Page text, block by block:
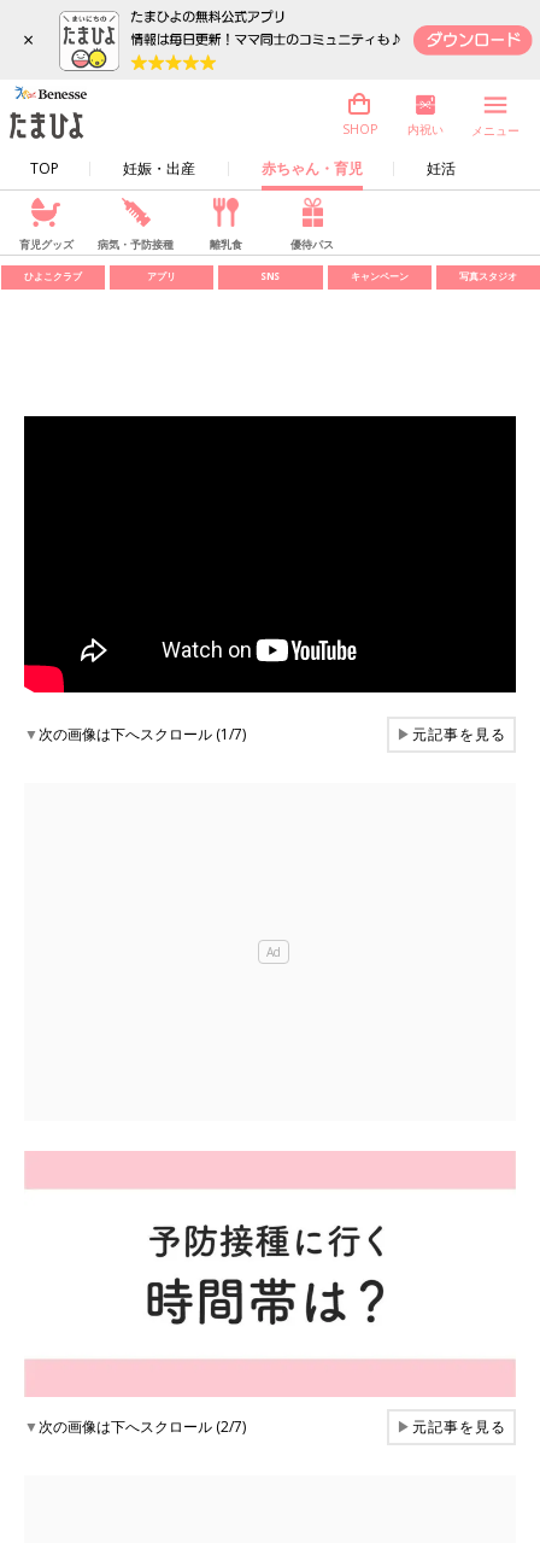
×
TOP 妊娠・出産 赤ちゃん・育児 妊活
SHOP 内祝い メニュー
育児グッズ 病気・予防接種 離乳食 優待パス
ひよこクラブ アプリ SNS キャンペーン 写真スタジオ
▼次の画像は下へスクロール (1/7) ▶元記事を見る
▼次の画像は下へスクロール (2/7) ▶元記事を見る